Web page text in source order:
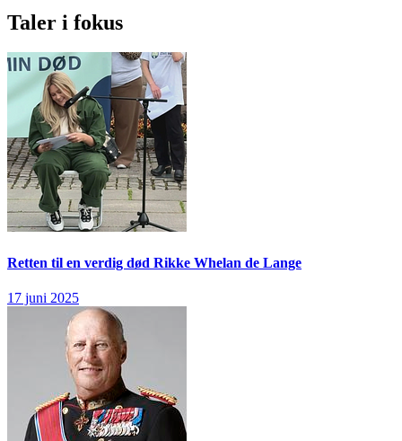
Taler i fokus
Retten til en verdig død Rikke Whelan de Lange
17 juni 2025